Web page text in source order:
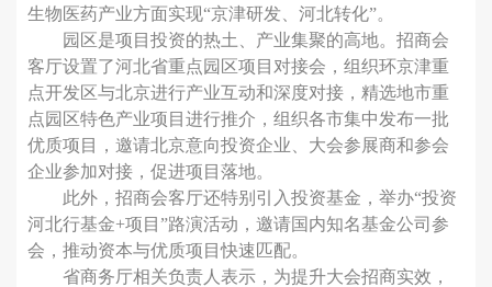
生物医药产业方面实现“京津研发、河北转化”。
园区是项目投资的热土、产业集聚的高地。招商会
客厅设置了河北省重点园区项目对接会，组织环京津重
点开发区与北京进行产业互动和深度对接，精选地市重
点园区特色产业项目进行推介，组织各市集中发布一批
优质项目，邀请北京意向投资企业、大会参展商和参会
企业参加对接，促进项目落地。
此外，招商会客厅还特别引入投资基金，举办“投资
河北行基金+项目”路演活动，邀请国内知名基金公司参
会，推动资本与优质项目快速匹配。
省商务厅相关负责人表示，为提升大会招商实效，